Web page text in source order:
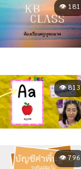
👁 181
👁 813
👁 796